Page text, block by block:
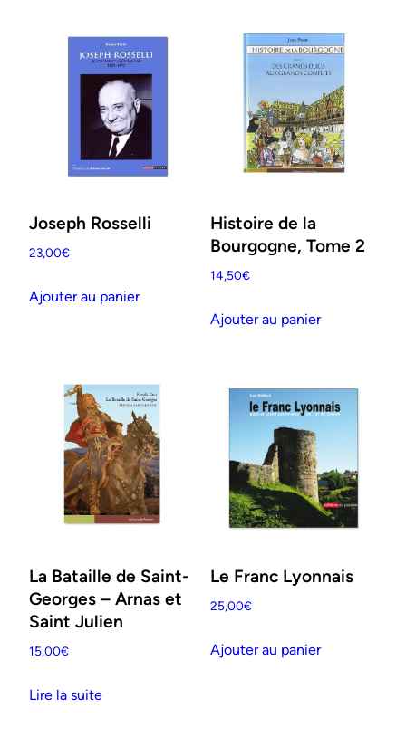
Joseph Rosselli
23,00€
Ajouter au panier
Histoire de la
Bourgogne, Tome 2
14,50€
Ajouter au panier
La Bataille de Saint-
Georges – Arnas et
Saint Julien
15,00€
Lire la suite
Le Franc Lyonnais
25,00€
Ajouter au panier